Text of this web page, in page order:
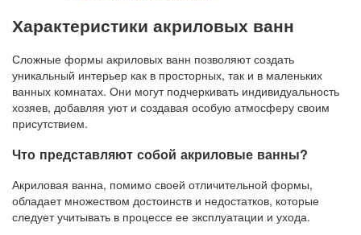
Характеристики акриловых ванн
Сложные формы акриловых ванн позволяют создать
уникальный интерьер как в просторных, так и в маленьких
ванных комнатах. Они могут подчеркивать индивидуальность
хозяев, добавляя уют и создавая особую атмосферу своим
присутствием.
Что представляют собой акриловые ванны?
Акриловая ванна, помимо своей отличительной формы,
обладает множеством достоинств и недостатков, которые
следует учитывать в процессе ее эксплуатации и ухода.